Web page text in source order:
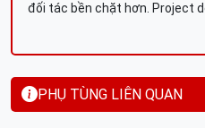
đối tác bền chặt hơn. Project
PHỤ TÙNG LIÊN QUAN